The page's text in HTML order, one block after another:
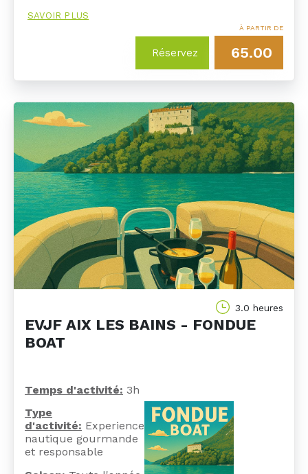
SAVOIR PLUS
Réservez
À PARTIR DE
65.00
3.0 heures
EVJF AIX LES BAINS - FONDUE
BOAT
Temps d'activité: 3h
Type
d'activité: Experience
nautique gourmande
et responsable